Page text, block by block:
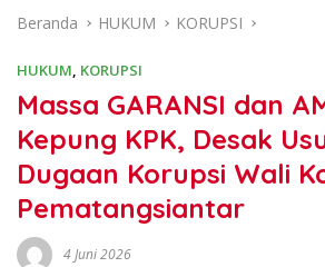
Beranda HUKUM KORUPSI
HUKUM, KORUPSI
Massa GARANSI dan
Kepung KPK, Desak
Dugaan Korupsi Wali
Pematangsiantar
4 Juni 2026